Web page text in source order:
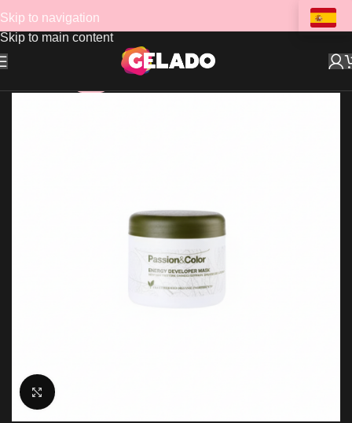
Skip to navigation
Skip to main content
Clic para ampliar